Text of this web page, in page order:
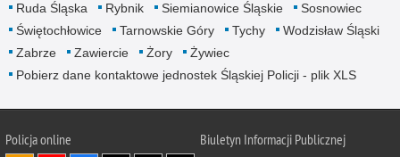
Ruda Śląska
Rybnik Siemianowice Śląskie
Sosnowiec
Świętochłowice
Tarnowskie Góry Tychy
Wodzisław Śląski
Zabrze
Zawiercie Żory
Żywiec
Pobierz dane kontaktowe jednostek Śląskiej Policji - plik XLS
Policja online Biuletyn Informacji Publicznej